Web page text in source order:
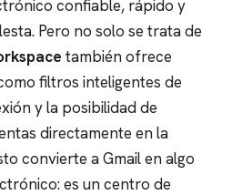
confiable, rápido y
Pero no solo se trata de
también ofrece
filtros inteligentes de
y la posibilidad de
directamente en la
convierte a Gmail en algo
es un centro de